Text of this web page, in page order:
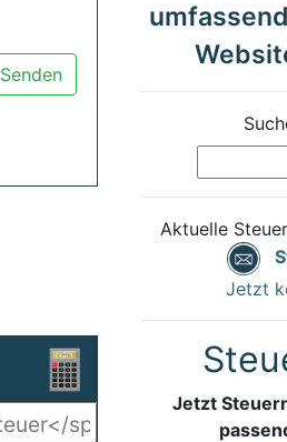
Senden
Aktuelle
Jetzt
Jetzt